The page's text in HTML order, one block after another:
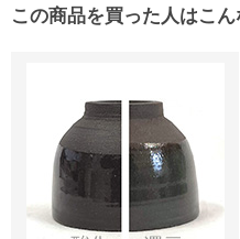
この商品を買った人はこ